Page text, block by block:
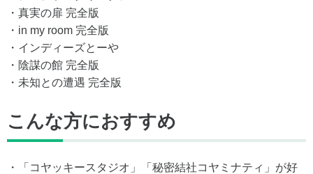
・真実の扉 完全版
・in my room 完全版
・インディーズとーや
・陰謀の館 完全版
・未知との遭遇 完全版
こんな方におすすめ
・「コヤッキースタジオ」「秘密結社コヤミナティ」が好